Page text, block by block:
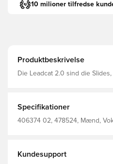
10 milioner tilfredse
Produktbeskrivelse
Die Leadcat 2.0 sind die
verschlägt. Eine neue Grafik
von HYROX – dem coolsten
Regulär Zehentyp: Offen
Specifikationer
406374 02, 478524, Mænd,
Kundesupport